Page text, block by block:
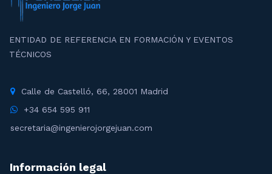
ENTIDAD DE REFERENCIA EN FORMACIÓN Y EVENTOS
TÉCNICOS
Calle de Castelló, 66, 28001 Madrid
+34 654 595 911
secretaria@ingenierojorgejuan.com
Información legal